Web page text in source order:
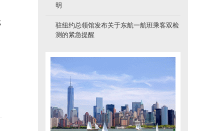
明
驻纽约总领馆发布关于东航一航班乘客双检
测的紧急提醒